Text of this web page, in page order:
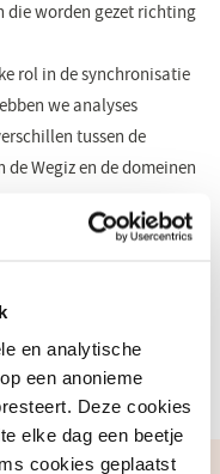
en analytische
een anonieme
Deze cookies
elke dag een beetje
cookies geplaatst
die worden gezet richting
rol in de synchronisatie
we analyses
tussen de
Wegiz en de domeinen
, waarin in
te betrekken organiseert
ontwikkelingen worden